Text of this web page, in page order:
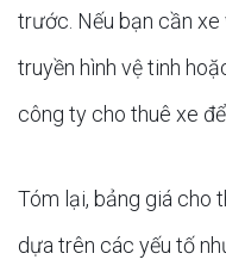
trước. Nếu bạn cần xe
truyền hình vệ tinh
công ty cho thuê xe
Tóm lại, bảng giá cho
dựa trên các yếu tố